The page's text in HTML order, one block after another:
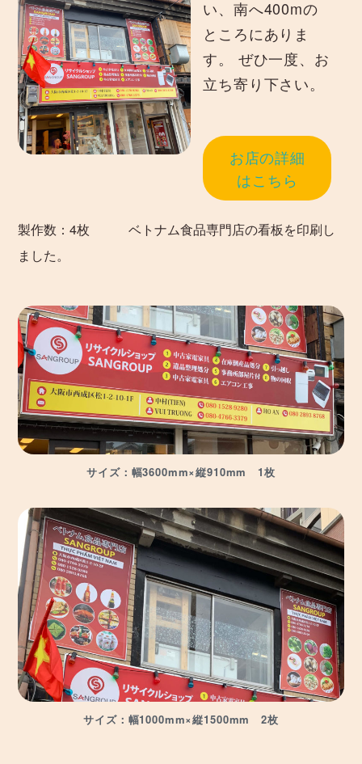
い、南へ400mの
ところにありま
す。 ぜひ一度、お
立ち寄り下さい。
お店の詳細
はこちら
製作数：4枚 ベトナム食品専門店の看板を印刷し
ました。
サイズ：幅3600mm×縦910mm 1枚
サイズ：幅1000mm×縦1500mm 2枚